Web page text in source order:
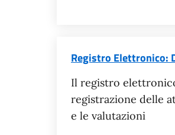
Registro Elettronico:
Il registro
registrazione delle
e le valutazioni